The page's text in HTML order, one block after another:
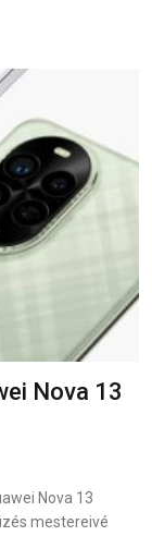
Nova 13
Nova 13
mestereivé